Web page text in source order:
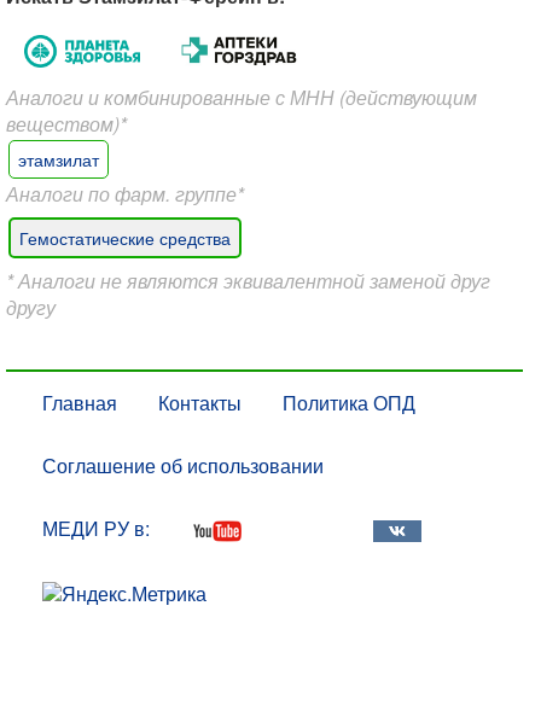
Аналоги и комбинированные с МНН (действующим
веществом)*
этамзилат
Аналоги по фарм. группе*
Гемостатические средства
* Аналоги не являются эквивалентной заменой друг
другу
Главная Контакты Политика ОПД
Соглашение об использовании
МЕДИ РУ в: